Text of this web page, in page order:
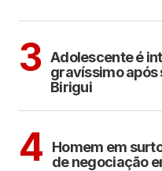
3 Adolescente é
gravíssimo após
Birigui
4
Homem em
de negociação